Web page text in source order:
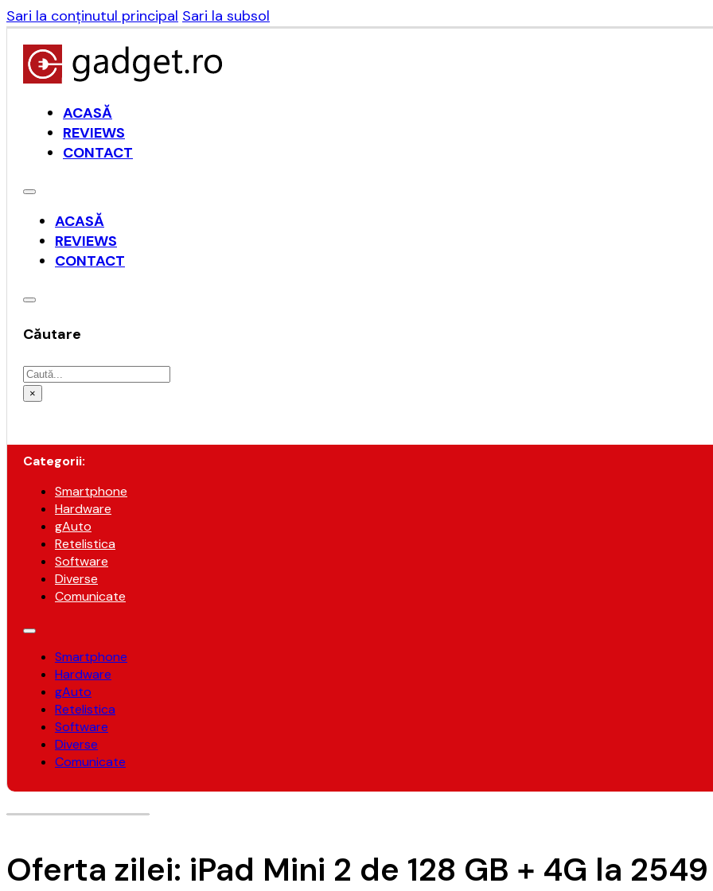
Sari la conținutul principal Sari la subsol
ACASĂ
REVIEWS
CONTACT
ACASĂ
REVIEWS
CONTACT
Căutare
Caută
×
Categorii:
Smartphone
Hardware
gAuto
Retelistica
Software
Diverse
Comunicate
Smartphone
Hardware
gAuto
Retelistica
Software
Diverse
Comunicate
Oferta zilei: iPad Mini 2 de 128 GB + 4G la